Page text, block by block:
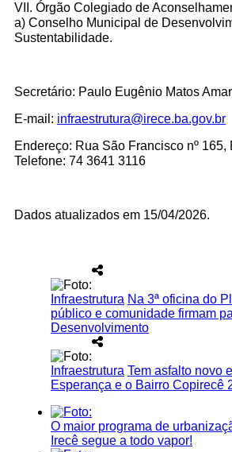
VII. Órgão Colegiado de
a) Conselho Municipal de
Sustentabilidade.
Secretário: Paulo Eugênio Matos
E-mail: infraestrutura@irece.ba.gov.br
Endereço: Rua São Francisco nº 165,
Telefone: 74 3641 3116
Dados atualizados em 15/04/2026.
Infraestrutura Na 3ª oficina do
público e comunidade firmam
Desenvolvimento
Infraestrutura Tem asfalto novo
Esperança e o Bairro Copirecê
O maior programa de
Irecê segue a todo vapor!